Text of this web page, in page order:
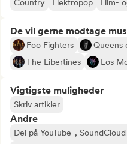
Country Elektropop Film-
De vil gerne modtage
Foo Fighters Queens
The Libertines
Los
Vigtigste muligheder
Skriv artikler
Andre
Del på YouTube-,